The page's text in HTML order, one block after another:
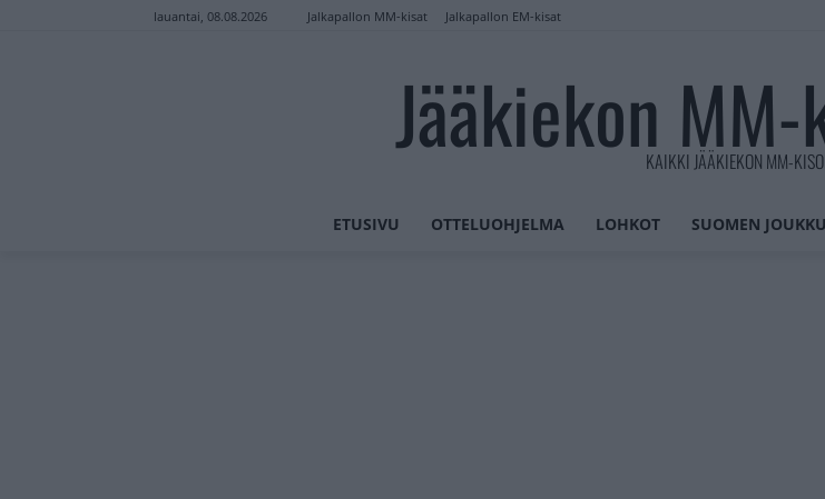
lauantai, 08.08.2026 Jalkapallon MM-kisat Jalkapallon EM-kisat
JääkiekonKAIKKI JÄÄKIEKON MM-
ETUSIVU OTTELUOHJELMA LOHKOT SUOMEN